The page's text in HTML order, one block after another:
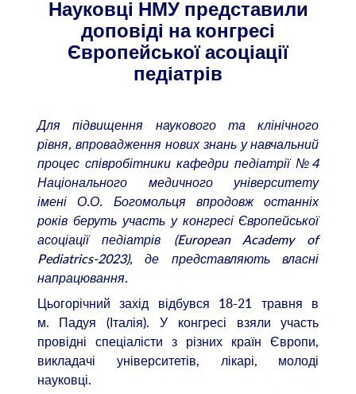
Науковці НМУ представили
доповіді на конгресі
Європейської асоціації
педіатрів
Для підвищення наукового та клінічного
рівня, впровадження нових знань у навчальний
процес співробітники кафедри педіатрії №4
Національного медичного університету
імені О.О. Богомольця впродовж останніх
років беруть участь у конгресі Європейської
асоціації педіатрів (European Academy of
Pediatrics-2023), де представляють власні
напрацювання.
Цьогорічний захід відбувся 18-21 травня в
м. Падуя (Італія). У конгресі взяли участь
провідні спеціалісти з різних країн Європи,
викладачі університетів, лікарі, молоді
науковці.